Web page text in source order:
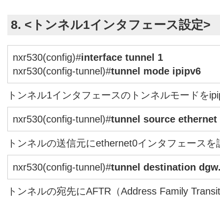
8. <トンネル1インタフェース設定>
nxr530(config)#interface tunnel 1
nxr530(config-tunnel)#tunnel mode ipipv6
トンネル1インタフェースのトンネルモードを
nxr530(config-tunnel)#tunnel source ethernet
トンネルの送信元にethernet0インタフェースを
nxr530(config-tunnel)#tunnel destination
トンネルの宛先にAFTR（Address Family